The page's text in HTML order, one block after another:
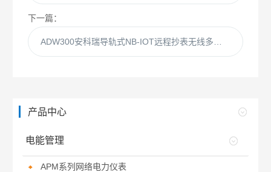
下一篇：
产品中心
电能管理
APM系列网络电力仪表